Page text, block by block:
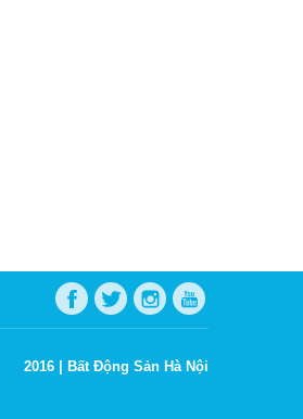
2016 | Bất Động Sản Hà Nội